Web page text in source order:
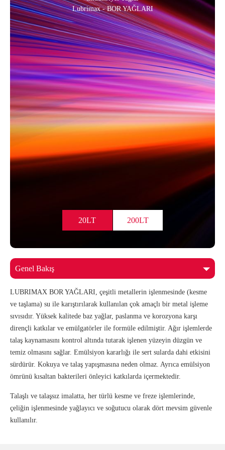
Lubrimax - BOR YAĞLARI
20LT 200LT
LUBRIMAX BOR YAĞLARI, çeşitli metallerin işlenmesinde (kesme
ve taşlama) su ile karıştırılarak kullanılan çok amaçlı bir metal işleme
sıvısıdır. Yüksek kalitede baz yağlar, paslanma ve korozyona karşı
dirençli katkılar ve emülgatörler ile formüle edilmiştir. Ağır işlemlerde
talaş kaynamasını kontrol altında tutarak işlenen yüzeyin düzgün ve
temiz olmasını sağlar. Emülsiyon kararlığı ile sert sularda dahi etkisini
sürdürür. Kokuya ve talaş yapışmasına neden olmaz. Ayrıca emülsiyon
ömrünü kısaltan bakterileri önleyici katkılarda içermektedir.
Talaşlı ve talaşsız imalatta, her türlü kesme ve freze işlemlerinde,
çeliğin işlenmesinde yağlayıcı ve soğutucu olarak dört mevsim güvenle
kullanılır.